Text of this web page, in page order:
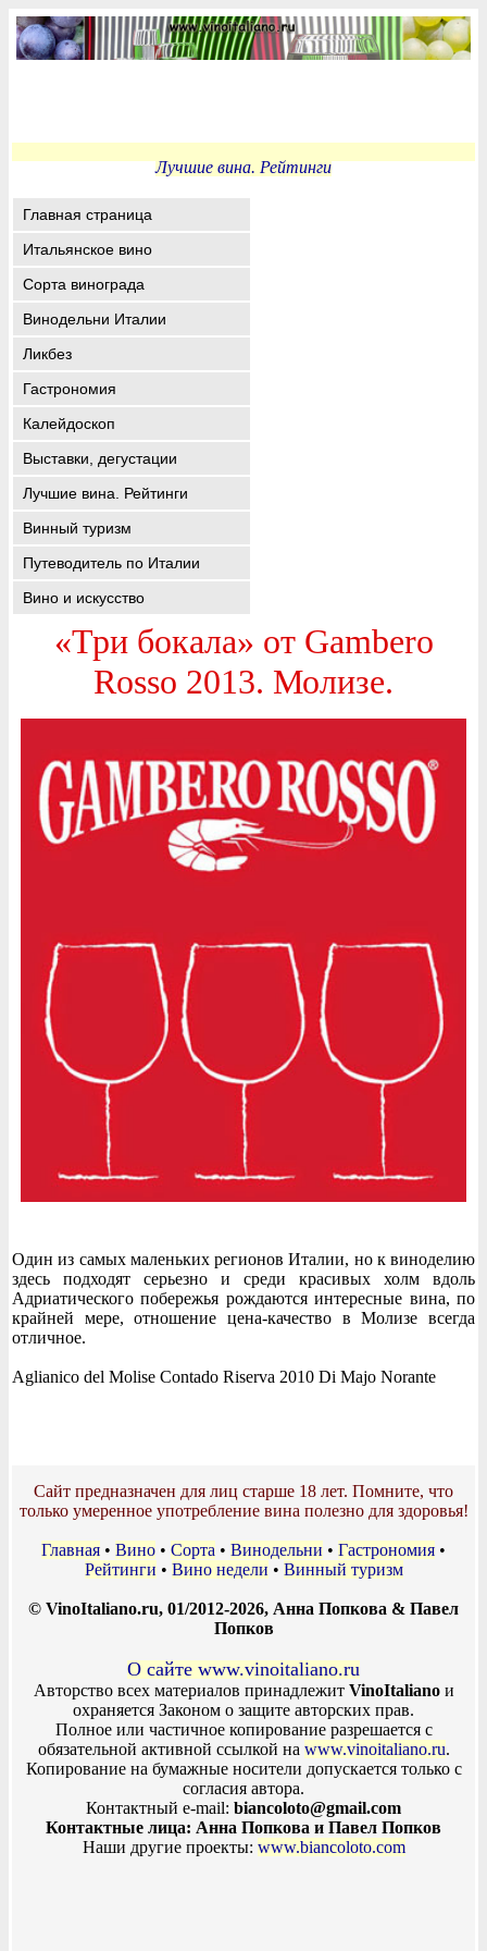
Лучшие вина. Рейтинги
Главная страница
Итальянское вино
Сорта винограда
Винодельни Италии
Ликбез
Гастрономия
Калейдоскоп
Выставки, дегустации
Лучшие вина. Рейтинги
Винный туризм
Путеводитель по Италии
Вино и искусство
«Три бокала» от Gambero
Rosso 2013. Молизе.
Один из самых маленьких регионов Италии, но к виноделию
здесь подходят серьезно и среди красивых холм вдоль
Адриатического побережья рождаются интересные вина, по
крайней мере, отношение цена-качество в Молизе всегда
отличное.
Aglianico del Molise Contado Riserva 2010 Di Majo Norante
Сайт предназначен для лиц старше 18 лет. Помните, что
только умеренное употребление вина полезно для здоровья!
Главная • Вино • Сорта • Винодельни • Гастрономия •
Рейтинги • Вино недели • Винный туризм
© VinoItaliano.ru, 01/2012-2026, Анна Попкова & Павел
Попков
О сайте www.vinoitaliano.ru
Авторство всех материалов принадлежит VinoItalianoи
охраняется Законом о защите авторских прав.
Полное или частичное копирование разрешается с
обязательной активной ссылкой на www.vinoitaliano.ru.
Копирование на бумажные носители допускается только с
согласия автора.
Контактный e-mail: biancoloto@gmail.com
Контактные лица: Анна Попкова и Павел Попков
Наши другие проекты: www.biancoloto.com